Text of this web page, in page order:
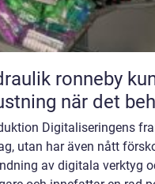
ronneby kunskap, service och rätt
när det
Digitaliseringens
utan har även nått
av digitala verktyg